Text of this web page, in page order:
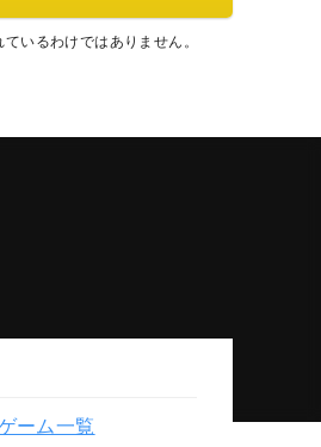
いるわけではありません。
ーム一覧